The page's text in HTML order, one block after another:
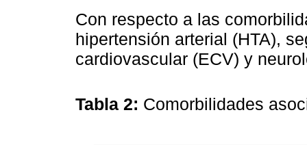
Con respecto a las
hipertensión arterial (HTA),
cardiovascular (ECV) y
Tabla 2: Comorbilidades